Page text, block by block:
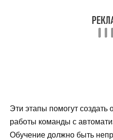
Эти этапы помогут
работы команды с
Обучение должно быть